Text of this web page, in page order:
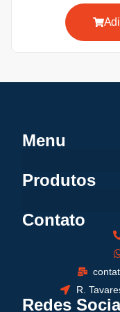
Menu
Produtos
Contato
R.
Redes